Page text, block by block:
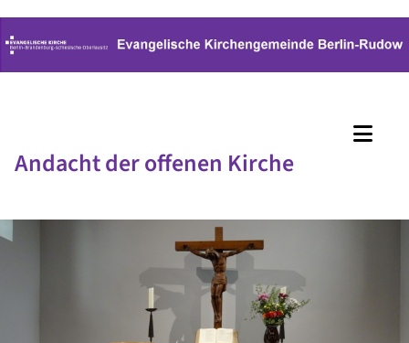
Andacht der offenen Kirche